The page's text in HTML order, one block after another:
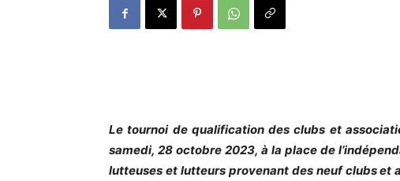
Le tournoi de qualification des clubs et
samedi, 28 octobre 2023, à la place de
lutteuses et lutteurs provenant des neuf clubs et